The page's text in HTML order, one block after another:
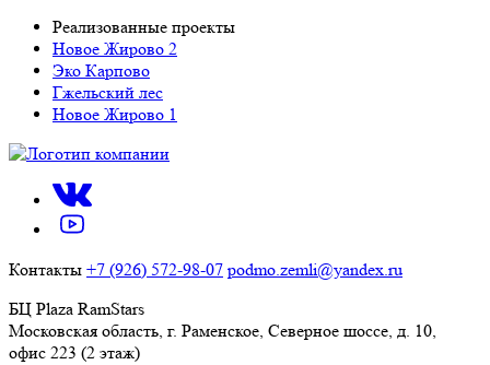
Реализованные проекты
Новое Жирово 2
Эко Карпово
Гжельский лес
Новое Жирово 1
Контакты +7 (926) 572-98-07 podmo.zemli@yandex.ru
БЦ Plaza RamStars
Московская область, г. Раменское, Северное шоссе, д. 10,
офис 223 (2 этаж)